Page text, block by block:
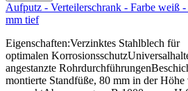
Aufputz - Verteilerschrank - Farbe weiß
mm tief
Eigenschaften:Verzinktes Stahlblech für
optimalen
angestanzte
montierte Standfüße, 80 mm in der